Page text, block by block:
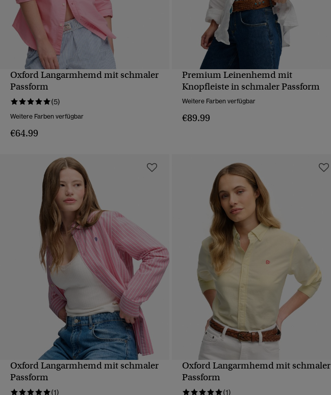
SCHNELLANSICHT
Oxford Langarmhemd mit schmaler
Passform
(5)
Weitere Farben verfügbar
€64.99
SCHNELLANSICHT
Premium Leinenhemd mit
Knopfleiste in schmaler Passform
Weitere Farben verfügbar
€89.99
SCHNELLANSICHT
Oxford Langarmhemd mit schmaler
Passform
(1)
SCHNELLANSICHT
Oxford Langarmhemd mit schmaler
Passform
(1)